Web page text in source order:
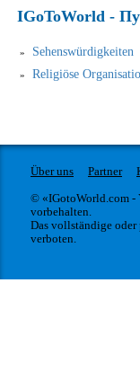
IGoToWorld -
Sehenswürdigkeiten
Religiöse
Über uns Partner
© «IGotoWorld.com -
vorbehalten.
Das vollständige
verboten.